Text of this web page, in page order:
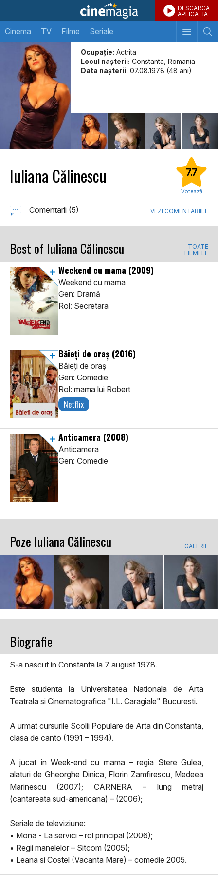
DESCARCA
APLICATIA
Cinema TV Filme Seriale
Ocupație: Actrita
Locul naşterii: Constanta, Romania
Data naşterii: 07.08.1978 (48 ani)
Iuliana Călinescu 7.7
Votează
Comentarii (5) VEZI COMENTARIILE
Best of Iuliana Călinescu
TOATE
FILMELE
Weekend cu mama (2009)
Weekend cu mama
Gen: Dramă
Rol: Secretara
Băieți de oraș (2016)
Băieți de oraș
Gen: Comedie
Rol: mama lui Robert
Netflix
Anticamera (2008)
Anticamera
Gen: Comedie
Poze Iuliana Călinescu GALERIE
Biografie
S-a nascut in Constanta la 7 august 1978.
Este studenta la Universitatea Nationala de Arta
Teatrala si Cinematografica "I.L. Caragiale" Bucuresti.
A urmat cursurile Scolii Populare de Arta din Constanta,
clasa de canto (1991 – 1994).
A jucat in Week-end cu mama – regia Stere Gulea,
alaturi de Gheorghe Dinica, Florin Zamfirescu, Medeea
Marinescu (2007); CARNERA – lung metraj
(cantareata sud-americana) – (2006);
Seriale de televiziune:
• Mona - La servici – rol principal (2006);
• Regii manelelor – Sitcom (2005);
• Leana si Costel (Vacanta Mare) – comedie 2005.